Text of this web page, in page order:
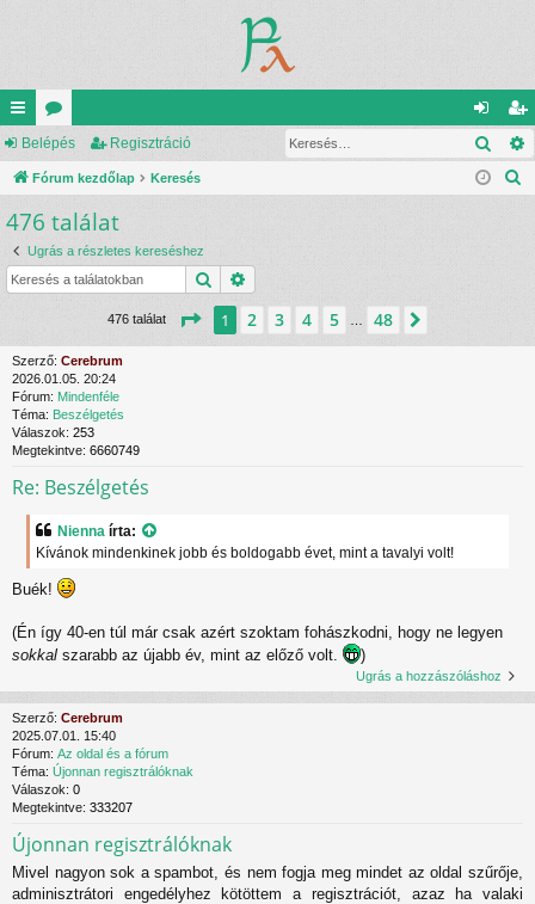
yo
rs
lin
ke
k
ór
u
m
ok
el
ép
eg
is
Belépés Regisztráció
Fórum kezdőlap Keresés
476 találat
Ugrás a részletes kereséshez
Keresés
476 találat Oldal:1 /48
1 2 3 4 5 48
Szerző: Cerebrum
2026.01.05. 20:24
Fórum: Mindenféle
Téma: Beszélgetés
Válaszok: 253
Megtekintve: 6660749
Re: Beszélgetés
Nienna írta:
Kívánok mindenkinek jobb és boldogabb évet, mint a tavalyi volt!
Buék!
(Én így 40-en túl már csak azért szoktam fohászkodni, hogy ne legyen
sokkal szarabb az újabb év, mint az előző volt. )
Ugrás a hozzászóláshoz
Szerző: Cerebrum
2025.07.01. 15:40
Fórum: Az oldal és a fórum
Téma: Újonnan regisztrálóknak
Válaszok: 0
Megtekintve: 333207
Újonnan regisztrálóknak
Mivel nagyon sok a spambot, és nem fogja meg mindet az oldal szűrője,
adminisztrátori engedélyhez kötöttem a regisztrációt, azaz ha valaki